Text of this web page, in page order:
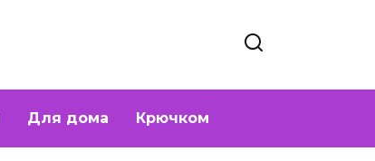
Для дома Крючком